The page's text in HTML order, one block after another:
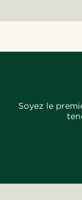
Soyez le